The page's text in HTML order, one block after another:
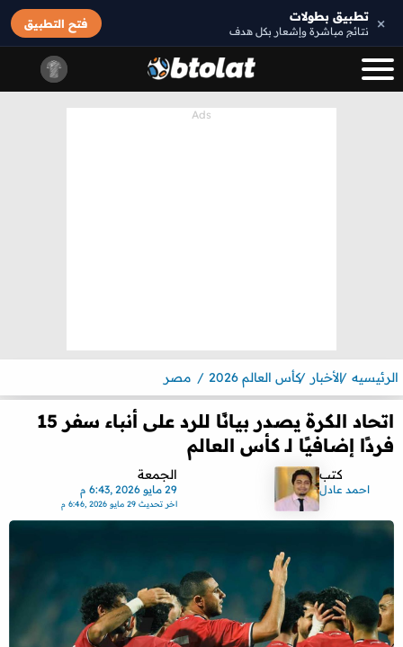
× تطبيق بطولات
نتائج مباشرة وإشعار بكل هدف
فتح التطبيق
الرئيسيه الأخبار كأس العالم 2026 مصر
اتحاد الكرة يصدر بيانًا للرد على أنباء سفر 15
فردًا إضافيًا لـ كأس العالم
كتب
احمد عادل
الجمعة
29 مايو 2026 ,6:43 م
اخر تحديث29 مايو 2026 ,6:46 م